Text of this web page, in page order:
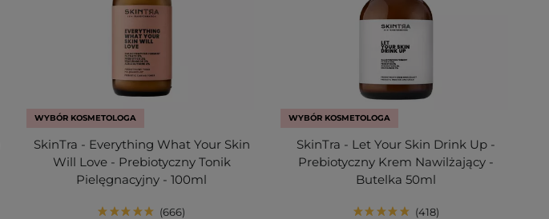
WYBÓR KOSMETOLOGA
SkinTra - Everything What Your Skin
Will Love - Prebiotyczny Tonik
Pielęgnacyjny - 100ml
666
WYBÓR KOSMETOLOGA
SkinTra - Let Your Skin Drink Up -
Prebiotyczny Krem Nawilżający -
Butelka 50ml
418